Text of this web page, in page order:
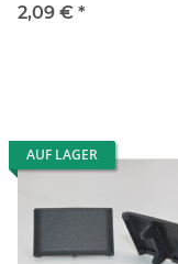
2,09 € *
AUF LAGER